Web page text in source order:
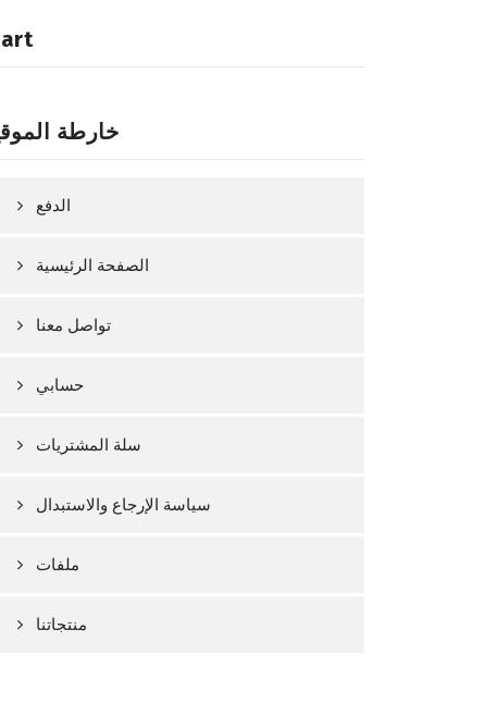
خارطة
الدفع
الصفحة الرئيسية
تواصل معنا
حسابي
سلة المشتريات
سياسة الإرجاع والاستبدال
ملفات
منتجاتنا